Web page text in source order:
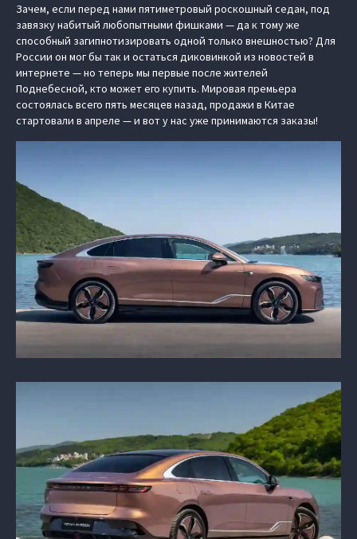
Зачем, если перед нами пятиметровый роскошный седан, под
завязку набитый любопытными фишками — да к тому же
способный загипнотизировать одной только внешностью? Для
России он мог бы так и остаться диковинкой из новостей в
интернете — но теперь мы первые после жителей
Поднебесной, кто может его купить. Мировая премьера
состоялась всего пять месяцев назад, продажи в Китае
стартовали в апреле — и вот у нас уже принимаются заказы!